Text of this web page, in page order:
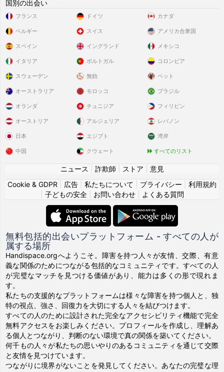
国別の出会い
フランス
ベルギー
スペイン
イタリア
スウェーデン
ドイツ
スイス
イングランド
ポルトガル
無効
カナダ
アメリカ合衆国
メキシコ
コロンビア
ペット
オーストラリア
オランダ
オーストリア
日本
中国
モロッコ
チュニジア
アルジェリア
エジプト
クウェート
ブラジル
フィリピン
レバノン
湾岸
すべてのリスト
ニュース 詐欺師 ストア
意見
Cookie & GDPR
広告 私たちについて プライバシー
利用規約
子どもの安全| お問い合わせ| よくある質問
無料包括的出会いプラットフォーム - すべての人が
属する場所
Handispace.orgへようこそ。障害を持つ人々が友情、交際、有意
義な関係のためにつながる包括的なコミュニティです。すべての人
が完璧なマッチを見つける価値があり、能力は多くの形で現れま
す。
私たちの支援的なプラットフォームは様々な障害を持つ個人と、独
特の視点、強さ、回復力を大切にする人々を結びつけます。
すべての人のために設計された完全なアクセシビリティ機能で完全
無料アクセスをお楽しみください。プロフィールを作成し、理解あ
る個人とつながり、判断のない環境で真の関係を築いてください。
何千もの人々が私たちの思いやりのあるコミュニティを通じて交際
と友情を見つけています。
つながりに境界がないことを発見してください。あなたの完璧な理